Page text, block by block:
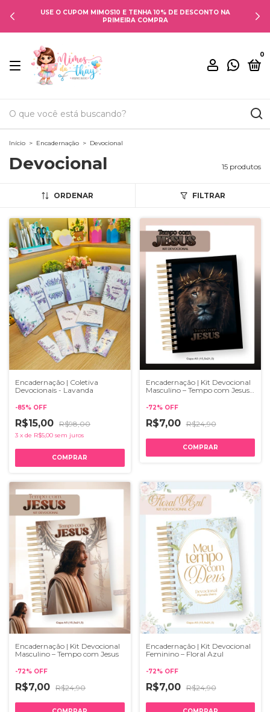
USE O CUPOM MIMOS10 E TENHA 10% DE DESCONTO NA
PRIMEIRA COMPRA
0
Início > Encadernação > Devocional
Devocional 15 produtos
ORDENAR FILTRAR
Encadernação | Coletiva
Devocionais - Lavanda
-85% OFF
R$15,00 R$98,00
3 x de R$5,00 sem juros
Encadernação | Kit Devocional
Masculino – Tempo com Jesus
-72% OFF
R$7,00 R$24,90
Encadernação | Kit Devocional
Masculino – Tempo com Jesus
-72% OFF
R$7,00 R$24,90
Encadernação | Kit Devocional
Feminino – Floral Azul
-72% OFF
R$7,00 R$24,90